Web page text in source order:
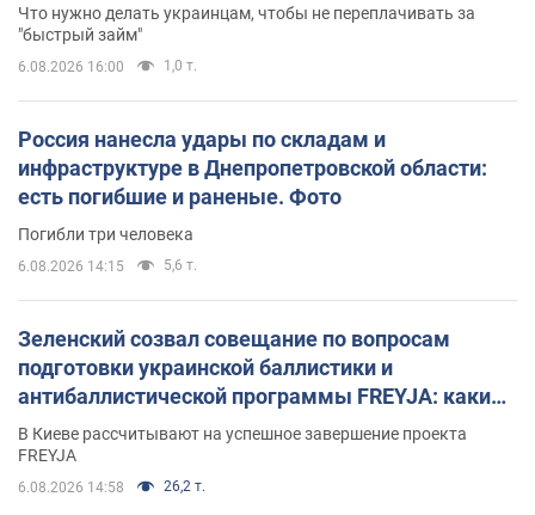
Что нужно делать украинцам, чтобы не переплачивать за
"быстрый займ"
6.08.2026 16:00 1,0 т.
Россия нанесла удары по складам и
инфраструктуре в Днепропетровской области:
есть погибшие и раненые. Фото
Погибли три человека
6.08.2026 14:15 5,6 т.
Зеленский созвал совещание по вопросам
подготовки украинской баллистики и
антибаллистической программы FREYJA: какие
решения готовятся
В Киеве рассчитывают на успешное завершение проекта
FREYJA
6.08.2026 14:58 26,2 т.